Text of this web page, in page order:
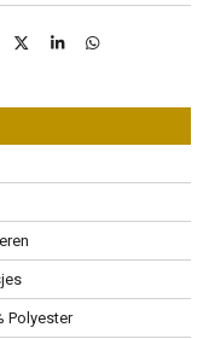
D
S
e
D
n
Polyester